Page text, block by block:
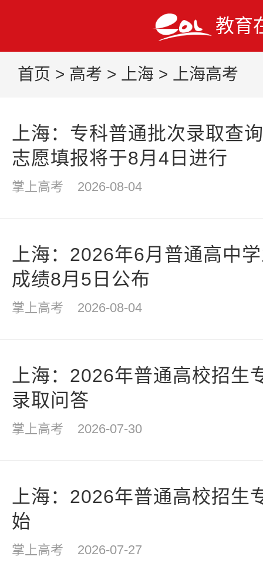
教育
首页 > 高考 > 上海 > 上海高考
上海：专科普通批次录取查
志愿填报将于8月4日进行
掌上高考 2026-08-04
上海：2026年6月普通高中
成绩8月5日公布
掌上高考 2026-08-04
上海：2026年普通高校招生
录取问答
掌上高考 2026-07-30
上海：2026年普通高校招生
始
掌上高考 2026-07-27